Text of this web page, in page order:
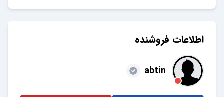
اطلاعات فروشنده
abtin